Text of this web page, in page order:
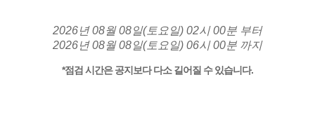
2026년 08월 08일(토요일) 02시 00분 부터
2026년 08월 08일(토요일) 06시 00분 까지
*점검 시간은 공지보다 다소 길어질 수 있습니다.